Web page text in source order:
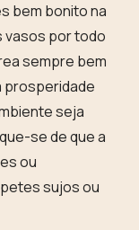
bem bonito na
vasos por todo
sempre bem
prosperidade
seja
se de que a
ou
sujos ou